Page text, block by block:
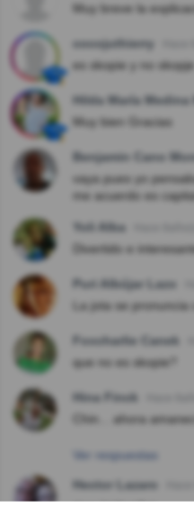
Muy breve la
cocojuthierry
es skopie y no skopje
Hilda María Medina
Muy bien Gracias
Benjamin Cano
vaya pues yo
me acuerdo es
Yoli Alba
Divertido e
Puri Albújar Lazo
La jota se pronuncia
Foxcharlie Canek
que no es skopie?
Hina Finck
Chin... ahora
Ver respuestas
Hector Lazaro
muy instructivo